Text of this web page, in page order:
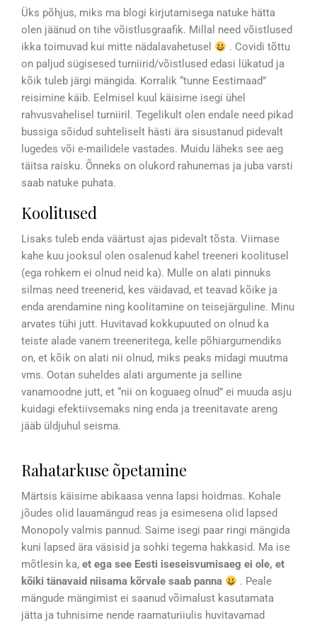
Üks põhjus, miks ma blogi kirjutamisega natuke hätta
olen jäänud on tihe võistlusgraafik. Millal need võistlused
ikka toimuvad kui mitte nädalavahetusel
. Covidi tõttu
on paljud sügisesed turniirid/võistlused edasi lükatud ja
kõik tuleb järgi mängida. Korralik “tunne Eestimaad”
reisimine käib. Eelmisel kuul käisime isegi ühel
rahvusvahelisel turniiril. Tegelikult olen endale need pikad
bussiga sõidud suhteliselt hästi ära sisustanud pidevalt
lugedes või e-mailidele vastades. Muidu läheks see aeg
täitsa raisku. Õnneks on olukord rahunemas ja juba varsti
saab natuke puhata.
Koolitused
Lisaks tuleb enda väärtust ajas pidevalt tõsta. Viimase
kahe kuu jooksul olen osalenud kahel treeneri koolitusel
(ega rohkem ei olnud neid ka). Mulle on alati pinnuks
silmas need treenerid, kes väidavad, et teavad kõike ja
enda arendamine ning koolitamine on teisejärguline. Minu
arvates tühi jutt. Huvitavad kokkupuuted on olnud ka
teiste alade vanem treeneritega, kelle põhiargumendiks
on, et kõik on alati nii olnud, miks peaks midagi muutma
vms. Ootan suheldes alati argumente ja selline
vanamoodne jutt, et “nii on koguaeg olnud” ei muuda asju
kuidagi efektiivsemaks ning enda ja treenitavate areng
jääb üldjuhul seisma.
Rahatarkuse õpetamine
Märtsis käisime abikaasa venna lapsi hoidmas. Kohale
jõudes olid lauamängud reas ja esimesena olid lapsed
Monopoly valmis pannud. Saime isegi paar ringi mängida
kuni lapsed ära väsisid ja sohki tegema hakkasid. Ma ise
mõtlesin ka, et ega see Eesti iseseisvumisaeg ei ole, et
kõiki tänavaid niisama kõrvale saab panna
. Peale
mängude mängimist ei saanud võimalust kasutamata
jätta ja tuhnisime nende raamaturiiulis huvitavamad